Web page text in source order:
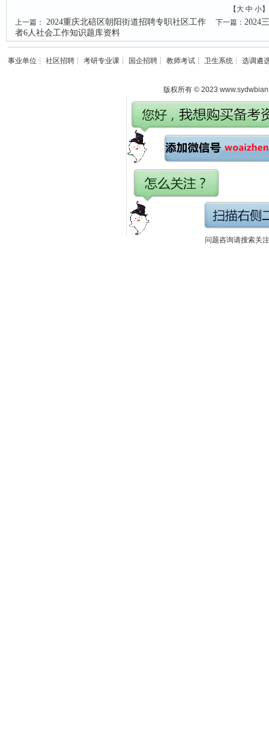
【 大 中 小
上一篇：
2024重庆北碚区朝阳街道招聘专职社区工作
者6人社会工作知识题库资料
下一篇： 2024
事业单位 ┊ 社区招聘 ┊ 考研专业课 ┊ 国企招聘 ┊ 教师考试 ┊ 卫生系统 ┊ 选调遴
版权所有 © 2023
问题咨询请搜索关